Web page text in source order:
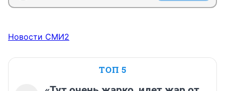
Новости СМИ2
ТОП 5